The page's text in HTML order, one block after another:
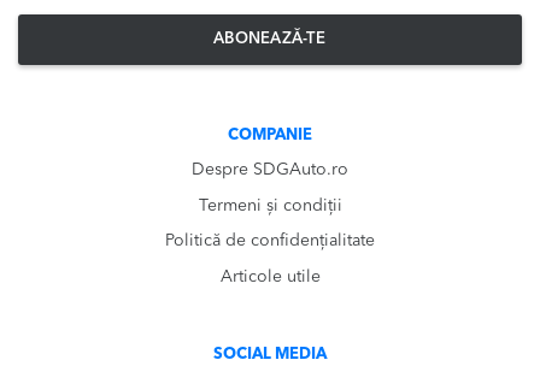
ABONEAZĂ-TE
COMPANIE
Despre SDGAuto.ro
Termeni și condiții
Politică de confidențialitate
Articole utile
SOCIAL MEDIA